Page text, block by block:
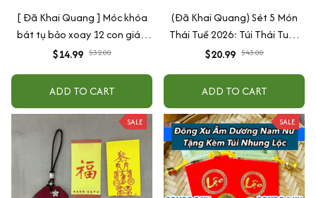
[ Đã Khai Quang ] Móc khóa
bát tụ bảo xoay 12 con giáp
(Mẫu 2)
$14.99 $32.00
ADD TO CART
(Đã Khai Quang) Sét 5 Món
Thái Tuế 2026: Túi Thái Tuế -
Móc Khóa - Kim Bài Thái Tuế -
$20.99 $43.00
ADD TO CART
SALE SALE